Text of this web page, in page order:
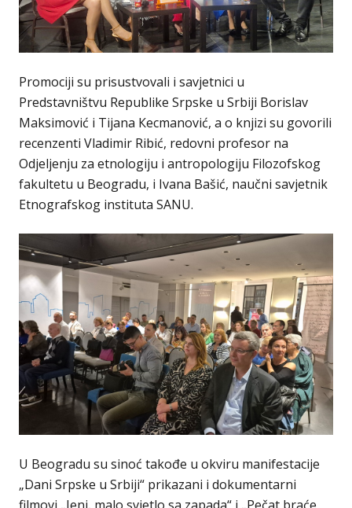
Promociji su prisustvovali i savjetnici u
Predstavništvu Republike Srpske u Srbiji Borislav
Maksimović i Tijana Кecmanović, a o knjizi su govorili
recenzenti Vladimir Ribić, redovni profesor na
Odjeljenju za etnologiju i antropologiju Filozofskog
fakultetu u Beogradu, i Ivana Bašić, naučni savjetnik
Etnografskog instituta SANU.
U Beogradu su sinoć takođe u okviru manifestacije
„Dani Srpske u Srbiji“ prikazani i dokumentarni